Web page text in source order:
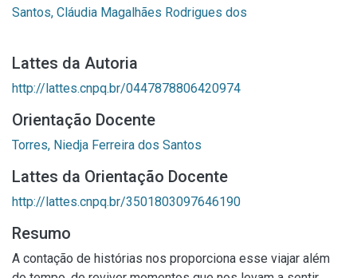
Santos, Cláudia Magalhães Rodrigues dos
Lattes da Autoria
http://lattes.cnpq.br/0447878806420974
Orientação Docente
Torres, Niedja Ferreira dos Santos
Lattes da Orientação Docente
http://lattes.cnpq.br/3501803097646190
Resumo
A contação de histórias nos proporciona esse viajar além